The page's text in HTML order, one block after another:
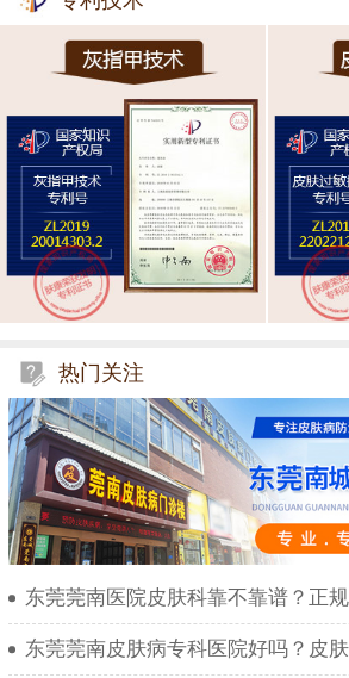
热门关注
东莞莞南医院皮肤科靠不靠谱？正
东莞莞南皮肤病专科医院好吗？皮